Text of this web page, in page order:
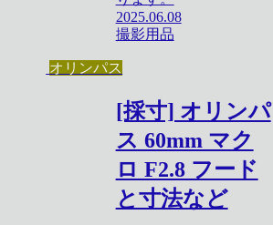
2025.06.08
撮影用品
オリンパス
[採寸] オリンパ
ス 60mm マク
ロ F2.8 フード
と寸法など